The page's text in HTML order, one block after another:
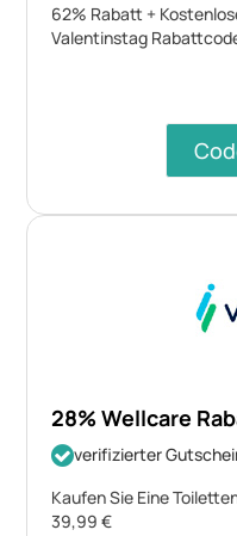
62% Rabatt +
Valentinstag
28% Wellcare
verifizierter
Kaufen Sie Eine
39,99 €